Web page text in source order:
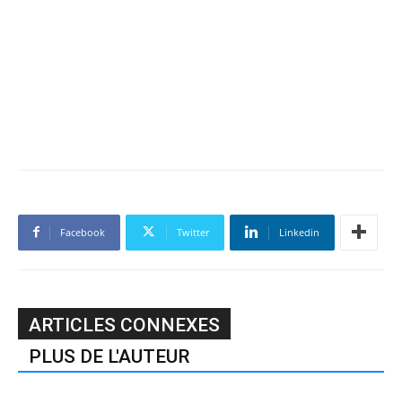
Facebook Twitter Linkedin
ARTICLES CONNEXES
PLUS DE L'AUTEUR